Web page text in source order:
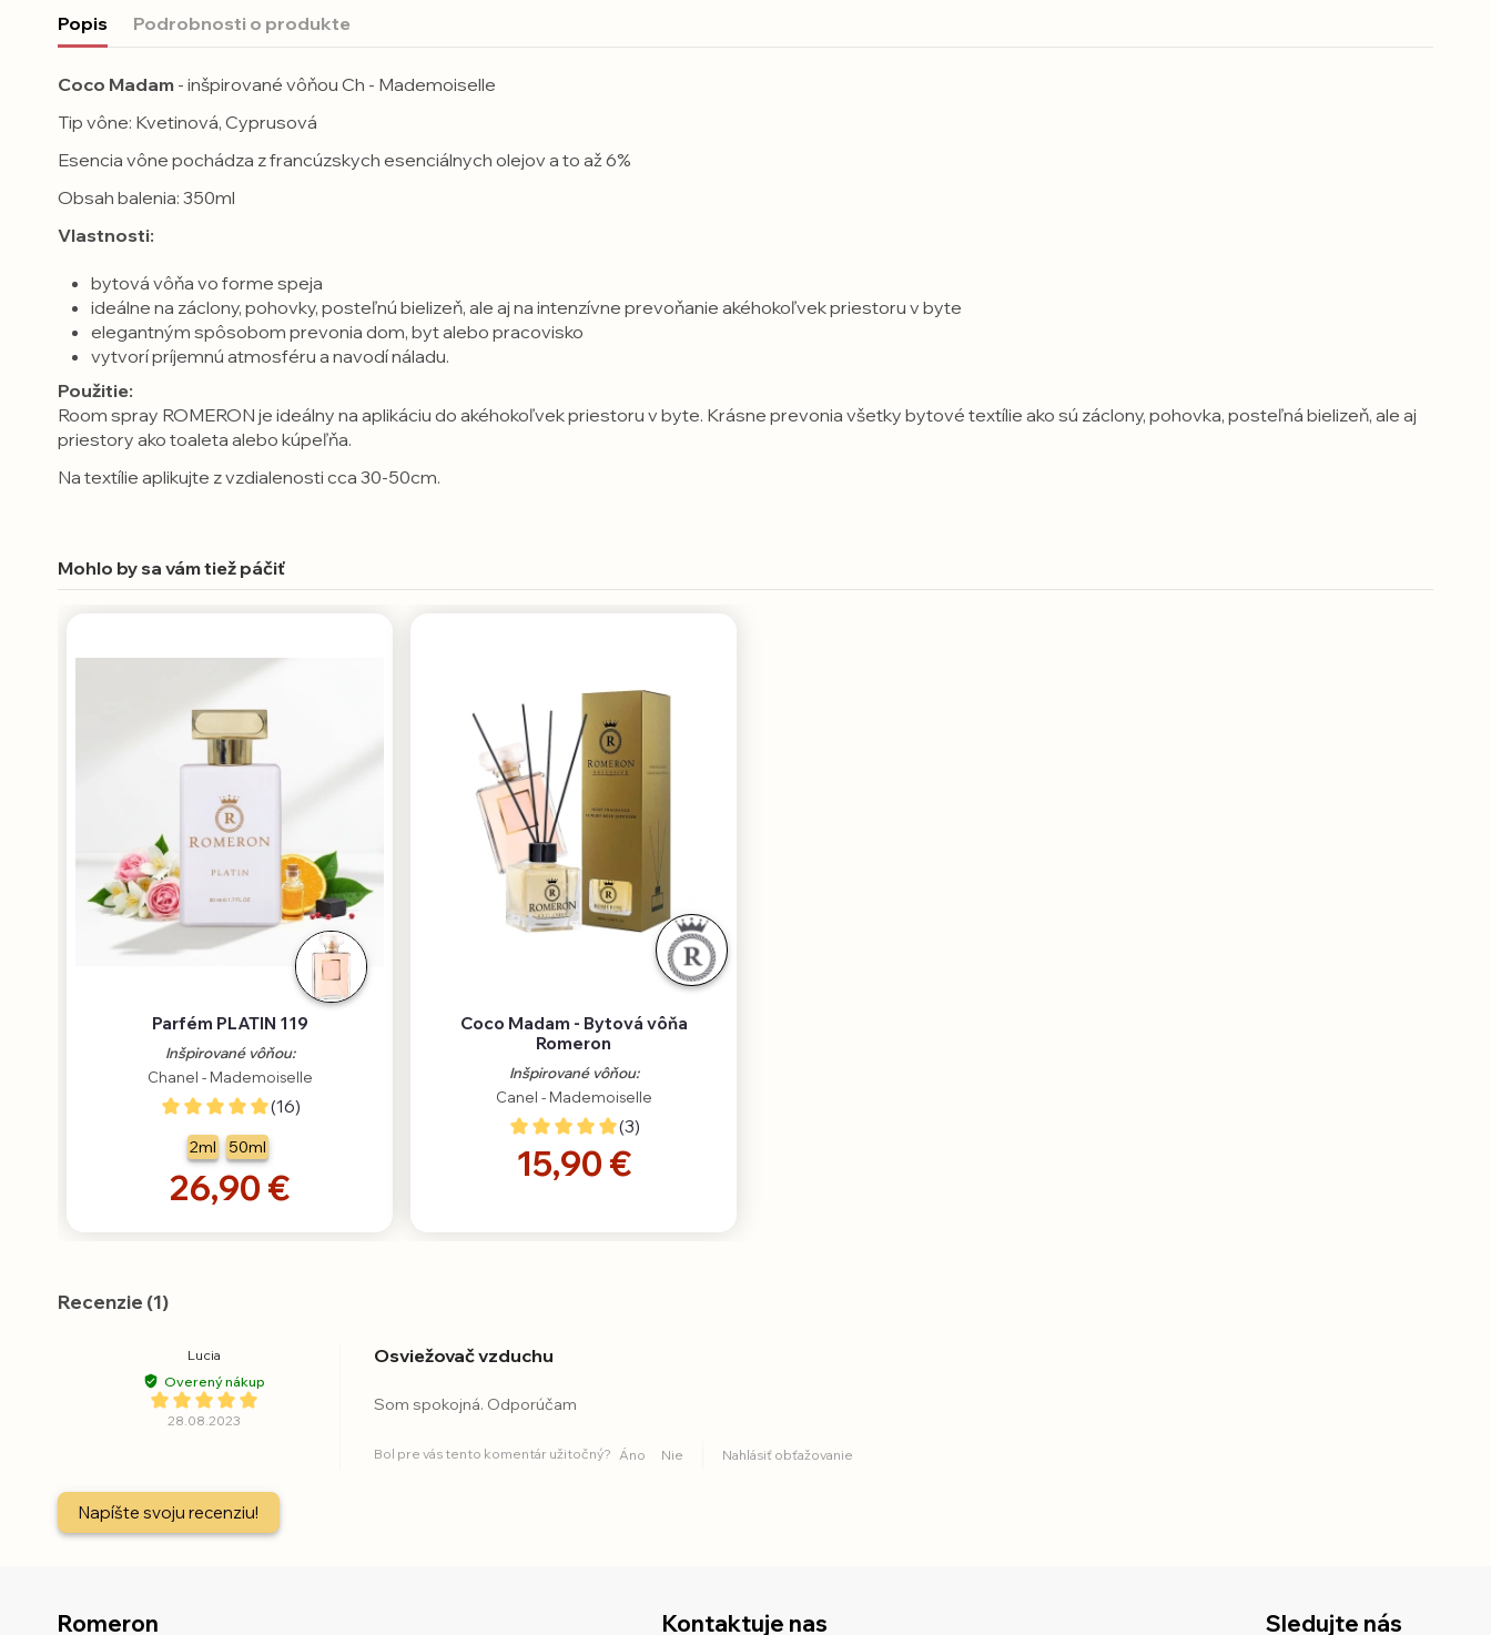
Popis Podrobnosti o produkte
Coco Madam - inšpirované vôňou Ch - Mademoiselle
Tip vône: Kvetinová, Cyprusová
Esencia vône pochádza z francúzskych esenciálnych olejov a to až 6%
Obsah balenia: 350ml
Vlastnosti:
bytová vôňa vo forme speja
ideálne na záclony, pohovky, posteľnú bielizeň, ale aj na intenzívne prevoňanie akéhokoľvek priestoru v byte
elegantným spôsobom prevonia dom, byt alebo pracovisko
vytvorí príjemnú atmosféru a navodí náladu.
Použitie:
Room spray ROMERON je ideálny na aplikáciu do akéhokoľvek priestoru v byte. Krásne prevonia všetky bytové textílie ako sú záclony, pohovka, posteľná bielizeň, ale aj
priestory ako toaleta alebo kúpeľňa.
Na textílie aplikujte z vzdialenosti cca 30-50cm.
Mohlo by sa vám tiež páčiť
Parfém PLATIN 119
Inšpirované vôňou:
Chanel - Mademoiselle
(16)
2ml 50ml
26,90 €
Coco Madam - Bytová vôňa
Romeron
Inšpirované vôňou:
Canel - Mademoiselle
(3)
15,90 €
Recenzie (1)
Lucia
Overený nákup
28.08.2023
Osviežovač vzduchu
Som spokojná. Odporúčam
Bol pre vás tento komentár užitočný? Áno Nie Nahlásiť obťažovanie
Napíšte svoju recenziu!
Romeron Kontaktuje nas Sledujte nás